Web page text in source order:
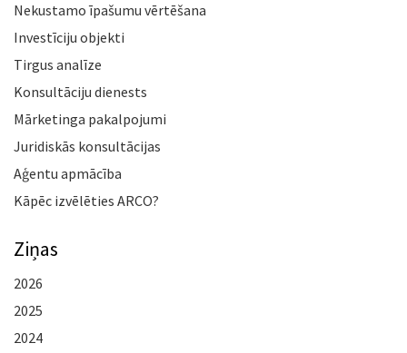
Nekustamo īpašumu vērtēšana
Investīciju objekti
Tirgus analīze
Konsultāciju dienests
Mārketinga pakalpojumi
Juridiskās konsultācijas
Aģentu apmācība
Kāpēc izvēlēties ARCO?
Ziņas
2026
2025
2024